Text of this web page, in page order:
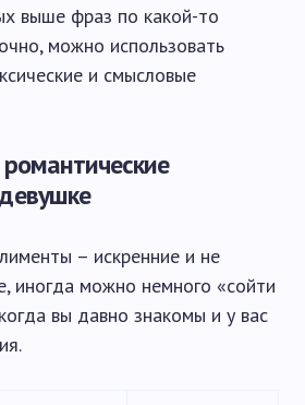
выше фраз по какой-то
можно использовать
и смысловые
– искренние и не
иногда можно немного «сойти
вы давно знакомы и у вас